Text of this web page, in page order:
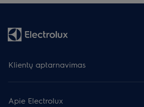
Klientų aptarnavimas
Apie Electrolux